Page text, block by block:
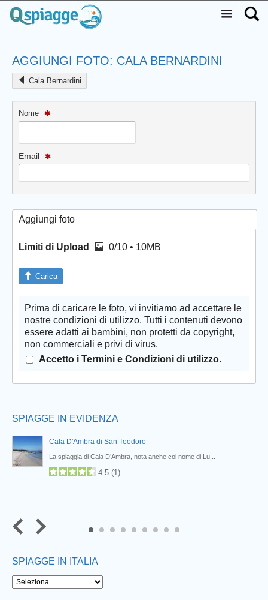
AGGIUNGI FOTO: CALA BERNARDINI
Cala Bernardini
Nome
Email
Aggiungi foto
Limiti di Upload 0/10 • 10MB
Carica
Prima di caricare le foto, vi invitiamo ad accettare le
nostre condizioni di utilizzo. Tutti i contenuti devono
essere adatti ai bambini, non protetti da copyright,
non commerciali e privi di virus.
Accetto i Termini e Condizioni di utilizzo.
SPIAGGE IN EVIDENZA
Cala D'Ambra di San Teodoro
La spiaggia di Cala D’Ambra, nota anche col nome di Lu...
4.5 (1)
Prev
8
SPIAGGE IN ITALIA